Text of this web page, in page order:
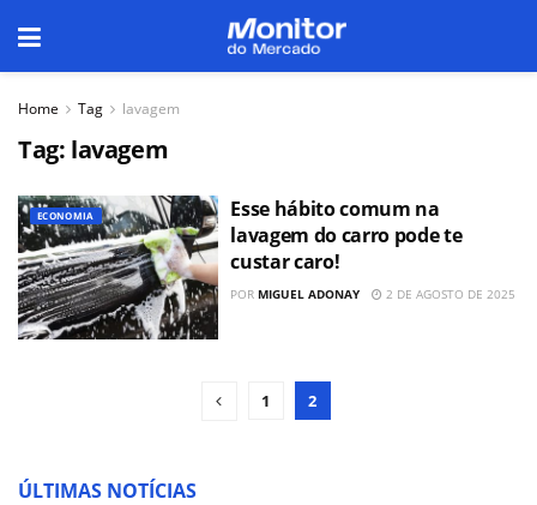
Home Tag lavagem
Tag: lavagem
ECONOMIA
Esse hábito comum na
lavagem do carro pode te
custar caro!
POR MIGUEL ADONAY 2 DE AGOSTO DE 2025
1 2
ÚLTIMAS NOTÍCIAS